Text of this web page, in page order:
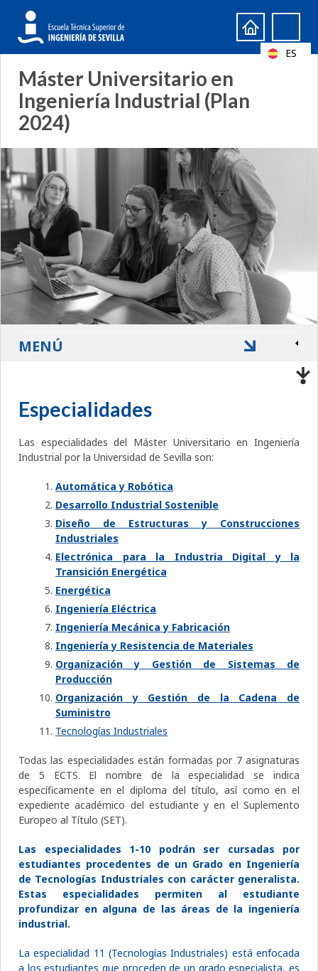
Formulario
de
búsqueda
Search
Máster Universitario en
Ingeniería Industrial (Plan
2024)
Especialidades
Las especialidades del Máster Universitario en Ingeniería
Industrial por la Universidad de Sevilla son:
Automática y Robótica
Desarrollo Industrial Sostenible
Diseño de Estructuras y Construcciones
Industriales
Electrónica para la Industria Digital y la
Transición Energética
Energética
Ingeniería Eléctrica
Ingeniería Mecánica y Fabricación
Ingeniería y Resistencia de Materiales
Organización y Gestión de Sistemas de
Producción
Organización y Gestión de la Cadena de
Suministro
Tecnologías Industriales
Todas las especialidades están formadas por 7 asignaturas
de 5 ECTS. El nombre de la especialidad se indica
específicamente en el diploma del título, así como en el
expediente académico del estudiante y en el Suplemento
Europeo al Título (SET).
Las especialidades 1-10 podrán ser cursadas por
estudiantes procedentes de un Grado en Ingeniería
de Tecnologías Industriales con carácter generalista.
Estas especialidades permiten al estudiante
profundizar en alguna de las áreas de la ingeniería
industrial.
La especialidad 11 (Tecnologías Industriales) está enfocada
a los estudiantes que proceden de un grado especialista, es
MENÚ
ES